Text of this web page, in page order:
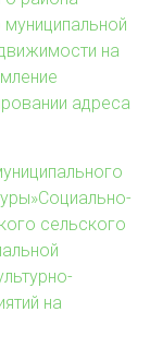
на
адреса
сельского
на